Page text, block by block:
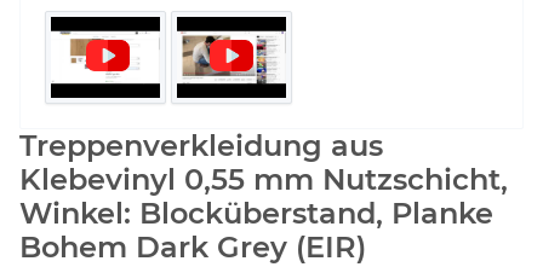
Treppenverkleidung aus
Klebevinyl 0,55 mm Nutzschicht,
Winkel: Blocküberstand, Planke
Bohem Dark Grey (EIR)